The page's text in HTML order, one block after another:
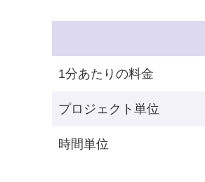
1分あたりの料金
プロジェクト単位
時間単位